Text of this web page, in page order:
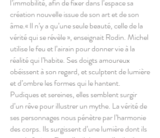
l’immobilité, afin de fixer dans l’espace sa
création nouvelle issue de son art et de son
âme.« Il n’y a qu’une seule beauté, celle de la
vérité qui se révèle », enseignait Rodin. Michel
utilise le feu et l’airain pour donner vie à la
réalité qui l’habite. Ses doigts amoureux
obéissent à son regard, et sculptent de lumière
et d’ombre les formes qui le hantent.
Pudiques et sereines, elles semblent surgir
d’un rêve pour illustrer un mythe. La vérité de
ses personnages nous pénètre par l’harmonie
des corps. Ils surgissent d’une lumière dont ils